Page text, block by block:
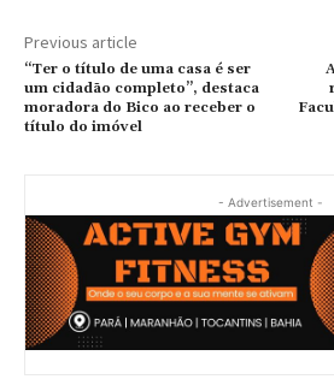
Previous article
“Ter o título de uma casa é ser
um cidadão completo”, destaca
moradora do Bico ao receber o
título do imóvel
- Advertisement -